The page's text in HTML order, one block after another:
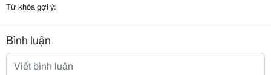
Từ khóa gợi ý:
Bình luận